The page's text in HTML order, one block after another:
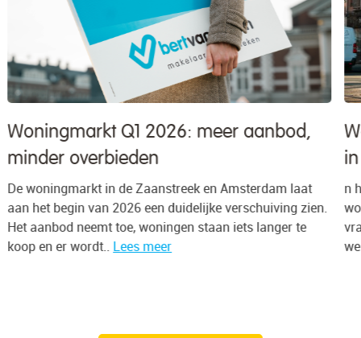
Wat doet de huizenmarkt in Amsterdam
in 2026?
n het tweede kwartaal van 2026 werd 78% van alle
woningen in de gemeente Amsterdam verkocht boven de
vraagprijs, tegen 75% een kwartaal eerder. Gemiddeld
werd 7,1% meer betaald dan..